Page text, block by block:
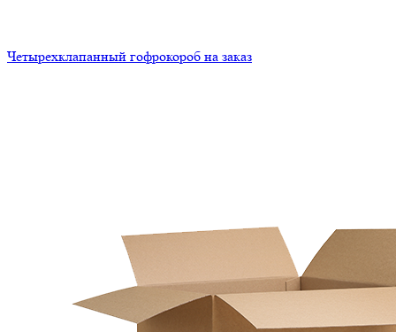
Четырехклапанный гофрокороб на заказ